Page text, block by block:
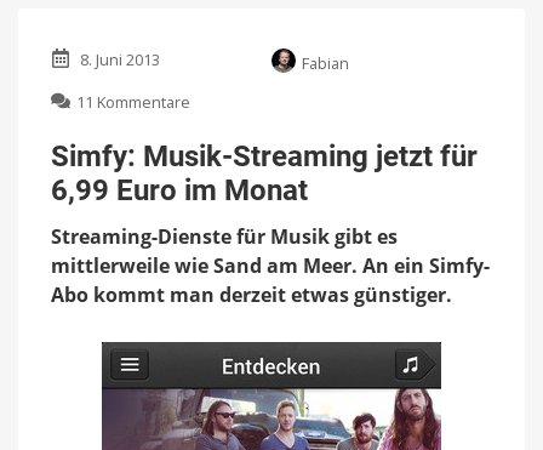
8. Juni 2013
Fabian
11 Kommentare
Musik-
Streaming
jetzt
6,99
Euro
Monat
Simfy: Musik-Streaming jetzt für
6,99 Euro im Monat
Streaming-Dienste für Musik gibt es
mittlerweile wie Sand am Meer. An ein Simfy-
Abo kommt man derzeit etwas günstiger.